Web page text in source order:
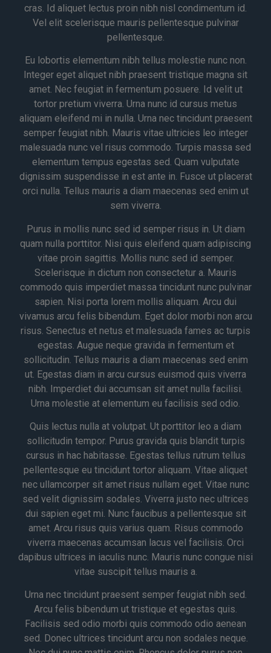
cras. Id aliquet lectus proin nibh nisl condimentum id.
Vel elit scelerisque mauris pellentesque pulvinar
pellentesque.
Eu lobortis elementum nibh tellus molestie nunc non.
Integer eget aliquet nibh praesent tristique magna sit
amet. Nec feugiat in fermentum posuere. Id velit ut
tortor pretium viverra. Urna nunc id cursus metus
aliquam eleifend mi in nulla. Urna nec tincidunt praesent
semper feugiat nibh. Mauris vitae ultricies leo integer
malesuada nunc vel risus commodo. Turpis massa sed
elementum tempus egestas sed. Quam vulputate
dignissim suspendisse in est ante in. Fusce ut placerat
orci nulla. Tellus mauris a diam maecenas sed enim ut
sem viverra.
Purus in mollis nunc sed id semper risus in. Ut diam
quam nulla porttitor. Nisi quis eleifend quam adipiscing
vitae proin sagittis. Mollis nunc sed id semper.
Scelerisque in dictum non consectetur a. Mauris
commodo quis imperdiet massa tincidunt nunc pulvinar
sapien. Nisi porta lorem mollis aliquam. Arcu dui
vivamus arcu felis bibendum. Eget dolor morbi non arcu
risus. Senectus et netus et malesuada fames ac turpis
egestas. Augue neque gravida in fermentum et
sollicitudin. Tellus mauris a diam maecenas sed enim
ut. Egestas diam in arcu cursus euismod quis viverra
nibh. Imperdiet dui accumsan sit amet nulla facilisi.
Urna molestie at elementum eu facilisis sed odio.
Quis lectus nulla at volutpat. Ut porttitor leo a diam
sollicitudin tempor. Purus gravida quis blandit turpis
cursus in hac habitasse. Egestas tellus rutrum tellus
pellentesque eu tincidunt tortor aliquam. Vitae aliquet
nec ullamcorper sit amet risus nullam eget. Vitae nunc
sed velit dignissim sodales. Viverra justo nec ultrices
dui sapien eget mi. Nunc faucibus a pellentesque sit
amet. Arcu risus quis varius quam. Risus commodo
viverra maecenas accumsan lacus vel facilisis. Orci
dapibus ultrices in iaculis nunc. Mauris nunc congue nisi
vitae suscipit tellus mauris a.
Urna nec tincidunt praesent semper feugiat nibh sed.
Arcu felis bibendum ut tristique et egestas quis.
Facilisis sed odio morbi quis commodo odio aenean
sed. Donec ultrices tincidunt arcu non sodales neque.